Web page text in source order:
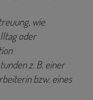
wie
oder
z. B. einer
bzw. eines